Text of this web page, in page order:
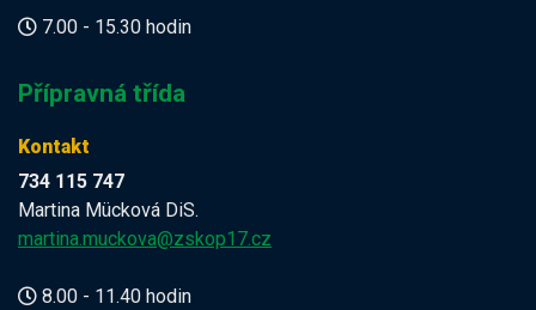
7.00 - 15.30 hodin
Přípravná třída
Kontakt
734 115 747
Martina Mücková DiS.
martina.muckova@zskop17.cz
8.00 - 11.40 hodin